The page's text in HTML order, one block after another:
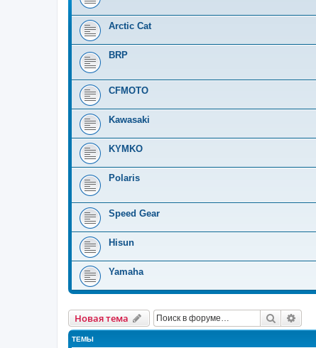
Arctic Cat
BRP
CFMOTO
Kawasaki
KYMKO
Polaris
Speed Gear
Hisun
Yamaha
Новая тема Поиск
ТЕМЫ